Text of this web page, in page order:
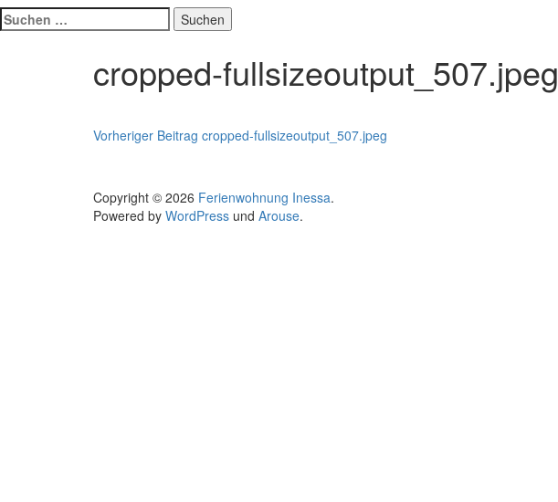
Suchen
nach:
cropped-fullsizeoutput_507.jpeg
Beitragsnavigation
Vorheriger Beitrag cropped-fullsizeoutput_507.jpeg
Copyright © 2026 Ferienwohnung Inessa.
Powered by WordPress und Arouse.